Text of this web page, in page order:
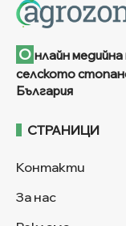
О нлайн
селското
България
СТРАНИЦИ
Контакти
За нас